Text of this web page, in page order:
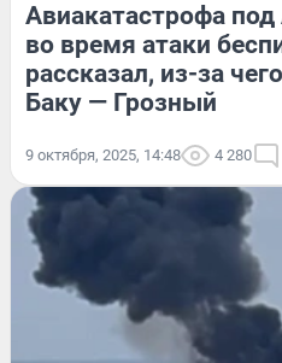
Авиакатастрофа
во время атаки
рассказал, из-за
Баку — Грозный
9 октября, 2025, 14:48 4 280